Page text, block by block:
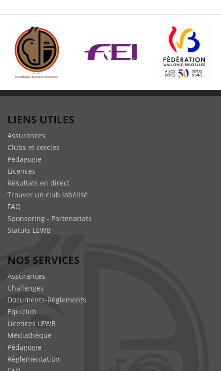
LIENS UTILES
Assurances
Clubs et cercles
Pédagogie
Licences
Résultats en direct
Trouver un club labélisé
FAQ
Sponsoring - Partenariats
Statuts LEWB
NOS SERVICES
Assurances
Challenges
Documents-Règlements
Equiclub
Licences LEWB
Médiathèque
Pédagogie
Règlementation